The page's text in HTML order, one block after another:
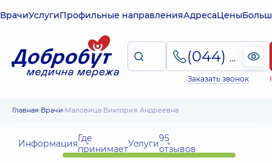
ВрачиУслугиПрофильные направленияАдресаЦены
(044) 495-2-888
Заказать звонок
Главная Врачи Маловица Виктория Андреевна
ИнформацияГде
принимаетУслуги95
отзывов